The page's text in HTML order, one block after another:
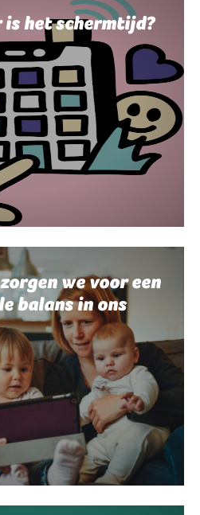
is het schermtijd?
we voor een
balans in ons